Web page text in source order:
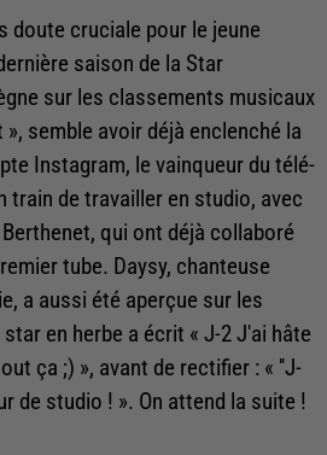
doute cruciale pour le jeune
saison de la Star
sur les classements musicaux
», semble avoir déjà enclenché la
Instagram, le vainqueur du télé-
train de travailler en studio, avec
qui ont déjà collaboré
tube. Daysy, chanteuse
a aussi été aperçue sur les
en herbe a écrit « J-2 J'ai hâte
ça ;) », avant de rectifier : « ''J-
de studio ! ». On attend la suite !